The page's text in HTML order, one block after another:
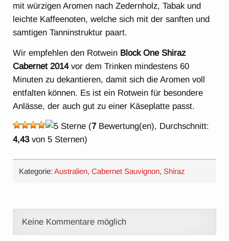
mit würzigen Aromen nach Zedernholz, Tabak und
leichte Kaffeenoten, welche sich mit der sanften und
samtigen Tanninstruktur paart.
Wir empfehlen den Rotwein Block One Shiraz
Cabernet 2014vor dem Trinken mindestens 60
Minuten zu dekantieren, damit sich die Aromen voll
entfalten können. Es ist ein Rotwein für besondere
Anlässe, der auch gut zu einer Käseplatte passt.
(7Bewertung(en), Durchschnitt:
4,43von 5 Sternen)
Kategorie:Australien,Cabernet Sauvignon,Shiraz
Keine Kommentare möglich